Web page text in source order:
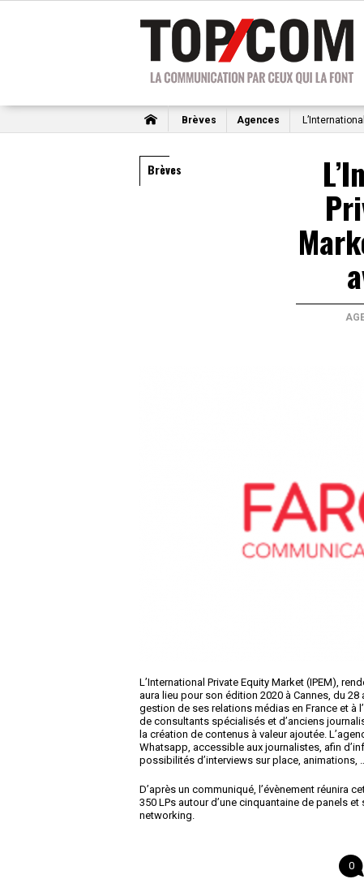
Brèves Agences
Brèves
L’International Private Equity Market (IPEM),
aura lieu pour son édition 2020 à Cannes, du
gestion de ses relations médias en France et à
de consultants spécialisés et d’anciens
la création de contenus à valeur ajoutée.
Whatsapp, accessible aux journalistes, afin
possibilités d’interviews sur place, animations,
D’après un communiqué, l’évènement réunira
350 LPs autour d’une cinquantaine de panels
networking.
0